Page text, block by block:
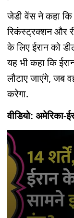
जेडी वेंस ने कहा कि
रिकंस्ट्रक्शन और
के लिए ईरान को
यह भी कहा कि
लौटाए जाएंगे, जब
करेगा.
वीडियो: अमेरिका-